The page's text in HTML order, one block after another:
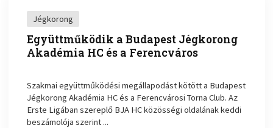
Jégkorong
Együttműködik a Budapest Jégkorong
Akadémia HC és a Ferencváros
Szakmai együttműködési megállapodást kötött a Budapest
Jégkorong Akadémia HC és a Ferencvárosi Torna Club. Az
Erste Ligában szereplő BJA HC közösségi oldalának keddi
beszámolója szerint ...